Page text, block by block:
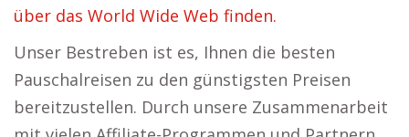
über das World Wide Web finden.
Unser Bestreben ist es, Ihnen die besten
Pauschalreisen zu den günstigsten Preisen
bereitzustellen. Durch unsere Zusammenarbeit